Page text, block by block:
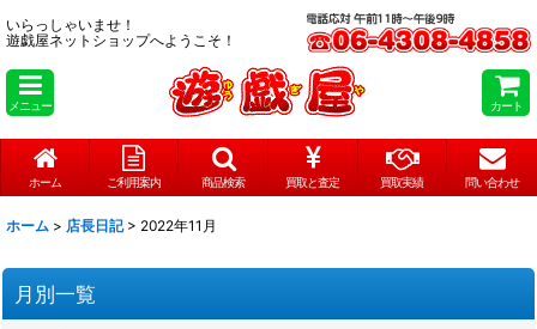
いらっしゃいませ！
遊戯屋ネットショップへようこそ！
メニュー カート
ホーム ご利用案内 商品検索 買取と査定 買取実績 問い合わせ
ホーム > 店長日記 > 2022年11月
月別一覧